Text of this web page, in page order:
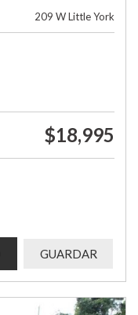
209 W Little York
$18,995
GUARDAR